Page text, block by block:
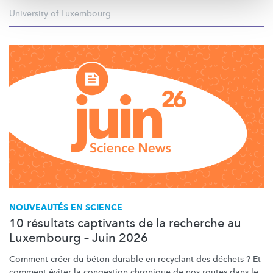
University of Luxembourg
NOUVEAUTÉS EN SCIENCE
10 résultats captivants de la recherche au
Luxembourg – Juin 2026
Comment créer du béton durable en recyclant des déchets ? Et